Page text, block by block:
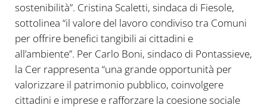
sostenibilità”. Cristina Scaletti, sindaca di Fiesole,
sottolinea “il valore del lavoro condiviso tra Comuni
per offrire benefici tangibili ai cittadini e
all’ambiente”. Per Carlo Boni, sindaco di Pontassieve,
la Cer rappresenta “una grande opportunità per
valorizzare il patrimonio pubblico, coinvolgere
cittadini e imprese e rafforzare la coesione sociale